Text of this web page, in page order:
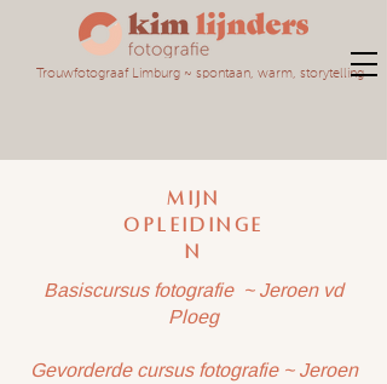
Trouwfotograaf Limburg ~ spontaan, warm, storytelling
Mijn
opleidinge
n
Basiscursus fotografie ~ Jeroen vd
Ploeg
Gevorderde cursus fotografie ~ Jeroen